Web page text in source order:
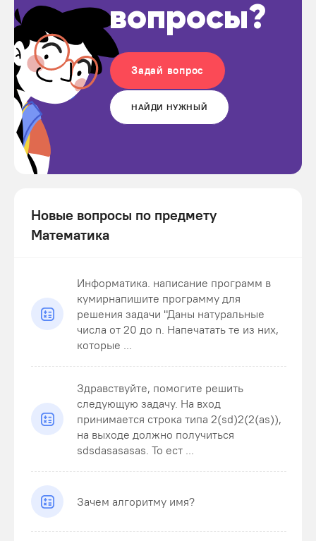
вопросы?
Задай вопрос
НАЙДИ НУЖНЫЙ
Новые вопросы по предмету
Математика
Информатика. написание программ в
кумирнапишите программу для
решения задачи "Даны натуральные
числа от 20 до n. Напечатать те из них,
которые ...
Здравствуйте, помогите решить
следующую задачу. На вход
принимается строка типа 2(sd)2(2(as)),
на выходе должно получиться
sdsdasasasas. То ест ...
Зачем алгоритму имя?